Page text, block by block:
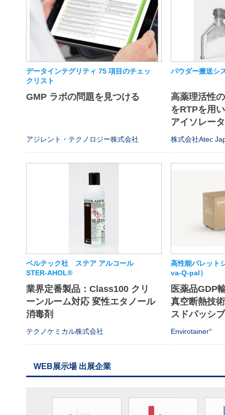
データインテグリティ 75 項目のチェッ
クリスト
GMP ラボの問題を見つける
アジレント・テクノロジー株式会社
パウダー搬送シ
高薬理活性
をRTPを用
アイソレー
株式会社Atec
ベルテック社 ステア アルコール
STER-AHOL®
業界定番製品：Class100 クリ
ーンルーム対応 変性エタノール
消毒剤
テクノケミカル株式会社
高性能パレッ
va-Q-pal）
医薬品GDP
真空断熱技
スドパッシ
Envirotainer°
WEB展示場 出展企業